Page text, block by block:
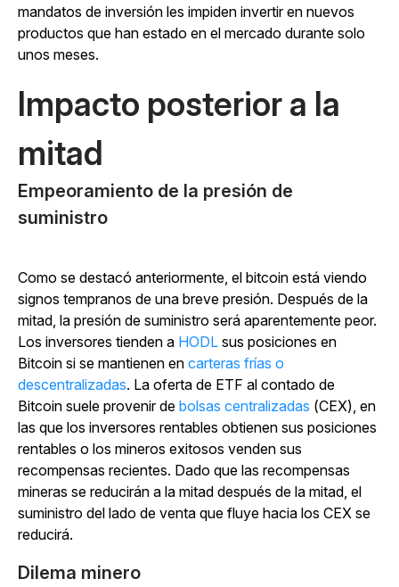
mandatos de inversión les impiden invertir en nuevos
productos que han estado en el mercado durante solo
unos meses.
Impacto posterior a la
mitad
Empeoramiento de la presión de
suministro
Como se destacó anteriormente, el bitcoin está viendo
signos tempranos de una breve presión. Después de la
mitad, la presión de suministro será aparentemente peor.
Los inversores tienden a HODL sus posiciones en
Bitcoin si se mantienen en carteras frías o
descentralizadas. La oferta de ETF al contado de
Bitcoin suele provenir de bolsas centralizadas (CEX), en
las que los inversores rentables obtienen sus posiciones
rentables o los mineros exitosos venden sus
recompensas recientes. Dado que las recompensas
mineras se reducirán a la mitad después de la mitad, el
suministro del lado de venta que fluye hacia los CEX se
reducirá.
Dilema minero